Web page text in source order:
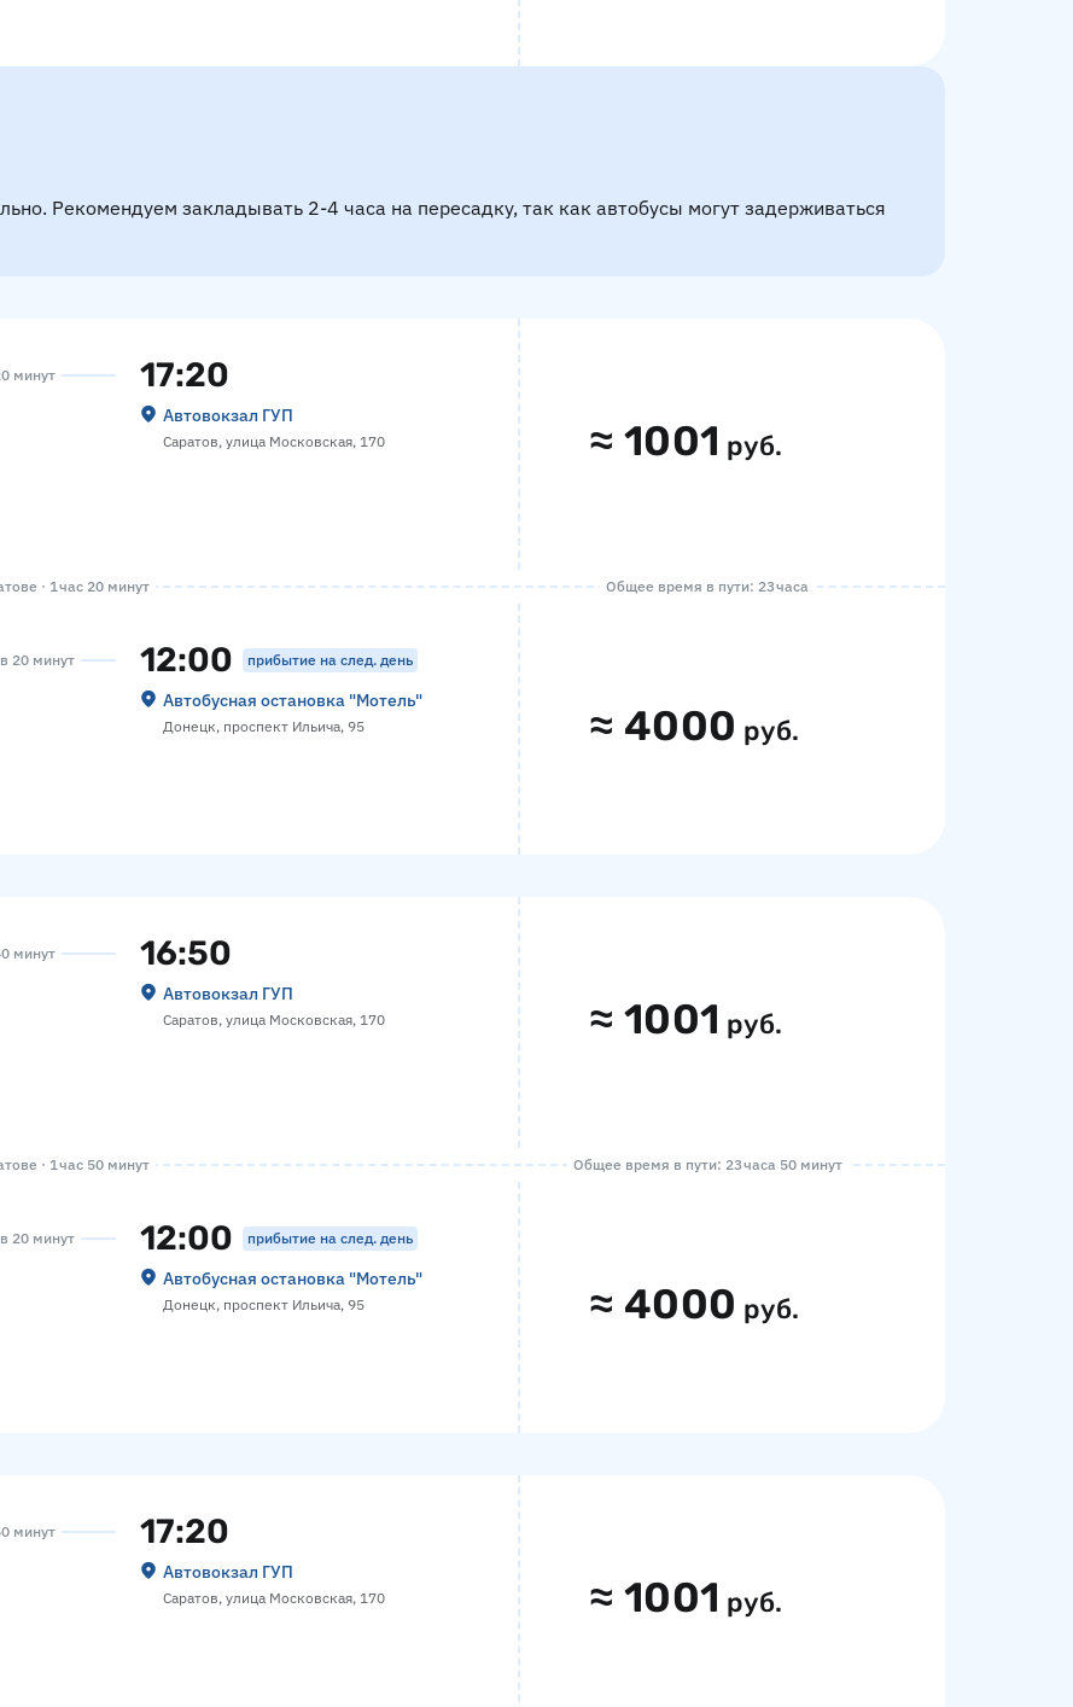
Рекомендуем закладывать 2-4 часа на пересадку, так как автобусы могут задерживаться
минут 17:20
Автовокзал ГУП
Саратов, улица Московская, 170 ≈1001 руб.
· 1 час 20 минут Общее время в пути: 23 часа
20 минут 12:00 прибытие на след. день
Автобусная остановка "Мотель"
Донецк, проспект Ильича, 95 ≈ 4000 руб.
минут 16:50
Автовокзал ГУП
Саратов, улица Московская, 170 ≈1001 руб.
· 1 час 50 минут Общее время в пути: 23 часа 50 минут
20 минут 12:00 прибытие на след. день
Автобусная остановка "Мотель"
Донецк, проспект Ильича, 95 ≈ 4000 руб.
минут 17:20
Автовокзал ГУП
Саратов, улица Московская, 170 ≈1001 руб.